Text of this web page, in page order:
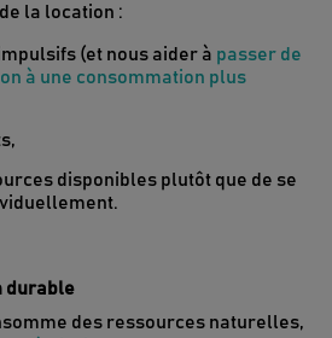
la location :
(et nous aider à passer de
à une consommation plus
disponibles plutôt que de se
durable
des ressources naturelles,